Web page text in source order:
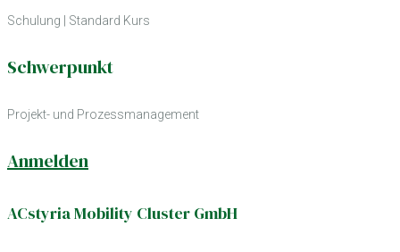
Schulung | Standard Kurs
Schwerpunkt
Projekt- und Prozessmanagement
Anmelden
ACstyria Mobility Cluster GmbH